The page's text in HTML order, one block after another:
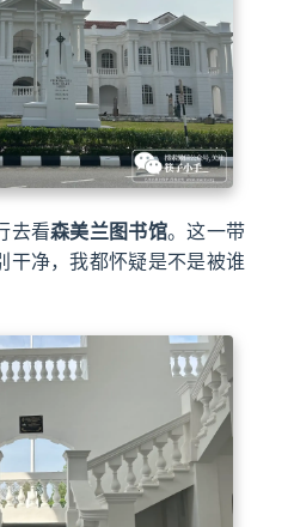
去看森美兰图书馆。这一带
干净，我都怀疑是不是被谁